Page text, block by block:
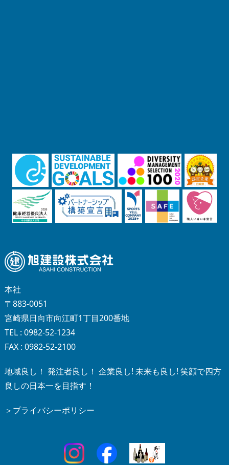
本社
〒883-0051
宮崎県日向市向江町1丁目200番地
TEL : 0982-52-1234
FAX : 0982-52-2100
地域良し！ 発注者良し！ 企業良し! 未来も良し! 笑顔で四方
良しの日本一を目指す！
＞プライバシーポリシー